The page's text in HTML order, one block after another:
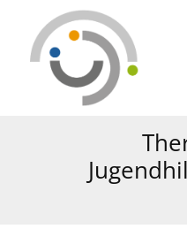
Zum Inhalt springen